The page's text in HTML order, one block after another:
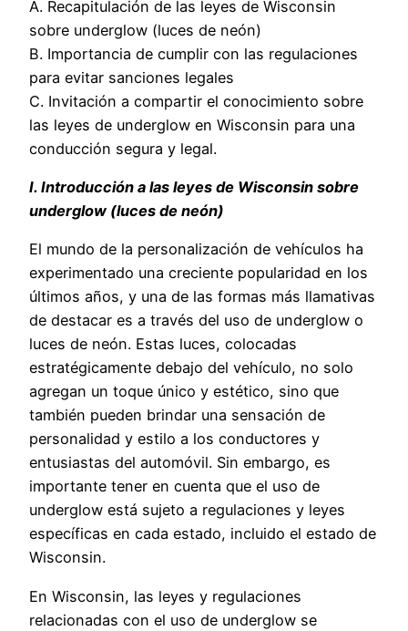
A. Recapitulación de las leyes de Wisconsin
sobre underglow (luces de neón)
B. Importancia de cumplir con las regulaciones
para evitar sanciones legales
C. Invitación a compartir el conocimiento sobre
las leyes de underglow en Wisconsin para una
conducción segura y legal.
I. Introducción a las leyes de Wisconsin sobre
underglow (luces de neón)
El mundo de la personalización de vehículos ha
experimentado una creciente popularidad en los
últimos años, y una de las formas más llamativas
de destacar es a través del uso de underglow o
luces de neón. Estas luces, colocadas
estratégicamente debajo del vehículo, no solo
agregan un toque único y estético, sino que
también pueden brindar una sensación de
personalidad y estilo a los conductores y
entusiastas del automóvil. Sin embargo, es
importante tener en cuenta que el uso de
underglow está sujeto a regulaciones y leyes
específicas en cada estado, incluido el estado de
Wisconsin.
En Wisconsin, las leyes y regulaciones
relacionadas con el uso de underglow se